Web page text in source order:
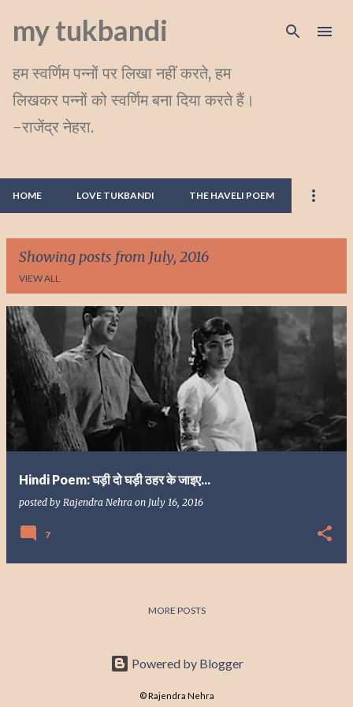
Skip to main content
my tukbandi
हम स्वर्णिम पन्नों पर लिखा नहीं करते, हम
लिखकर पन्नों को स्वर्णिम बना दिया करते हैं।
-राजेंद्र नेहरा.
HOME LOVE TUKBANDI THE HAVELI POEM
Showing posts from July, 2016
VIEW ALL
P
Hindi Poem: घड़ी दो घड़ी ठहर के जाइए...
posted by Rajendra Nehra on July 16, 2016
7
MORE POSTS
Powered by Blogger
© Rajendra Nehra